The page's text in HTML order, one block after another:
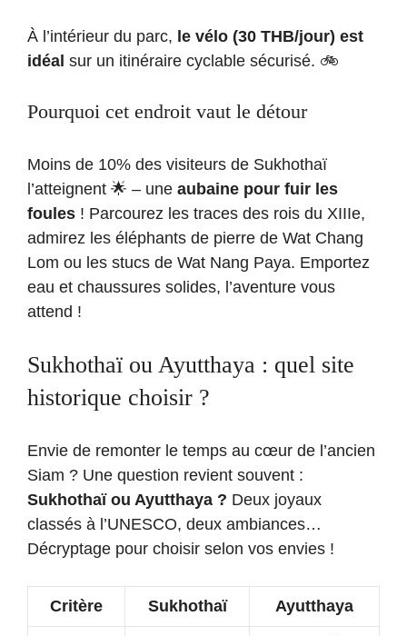
À l’intérieur du parc, le vélo (30 THB/jour) est
idéal sur un itinéraire cyclable sécurisé. 🚲
Pourquoi cet endroit vaut le détour
Moins de 10% des visiteurs de Sukhothaï
l’atteignent 🌟 – une aubaine pour fuir les
foules ! Parcourez les traces des rois du XIIIe,
admirez les éléphants de pierre de Wat Chang
Lom ou les stucs de Wat Nang Paya. Emportez
eau et chaussures solides, l’aventure vous
attend !
Sukhothaï ou Ayutthaya : quel site
historique choisir ?
Envie de remonter le temps au cœur de l’ancien
Siam ? Une question revient souvent :
Sukhothaï ou Ayutthaya ? Deux joyaux
classés à l’UNESCO, deux ambiances…
Décryptage pour choisir selon vos envies !
Critère Sukhothaï Ayutthaya